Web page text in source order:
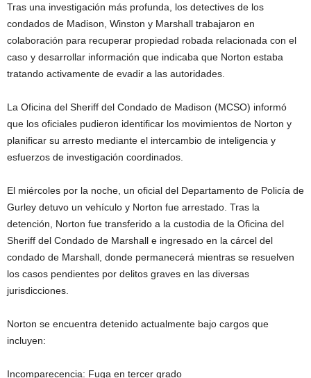
Tras una investigación más profunda, los detectives de los
condados de Madison, Winston y Marshall trabajaron en
colaboración para recuperar propiedad robada relacionada con el
caso y desarrollar información que indicaba que Norton estaba
tratando activamente de evadir a las autoridades.
La Oficina del Sheriff del Condado de Madison (MCSO) informó
que los oficiales pudieron identificar los movimientos de Norton y
planificar su arresto mediante el intercambio de inteligencia y
esfuerzos de investigación coordinados.
El miércoles por la noche, un oficial del Departamento de Policía de
Gurley detuvo un vehículo y Norton fue arrestado. Tras la
detención, Norton fue transferido a la custodia de la Oficina del
Sheriff del Condado de Marshall e ingresado en la cárcel del
condado de Marshall, donde permanecerá mientras se resuelven
los casos pendientes por delitos graves en las diversas
jurisdicciones.
Norton se encuentra detenido actualmente bajo cargos que
incluyen:
Incomparecencia: Fuga en tercer grado